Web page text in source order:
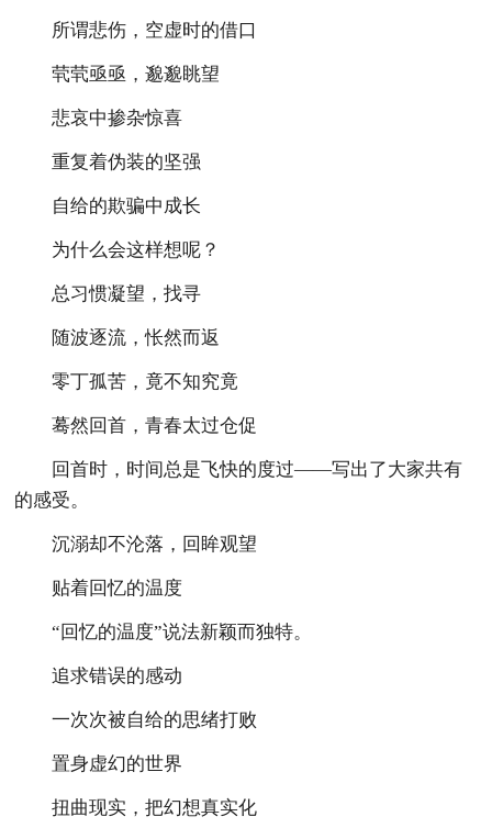
所谓悲伤，空虚时的借口
茕茕亟亟，邈邈眺望
悲哀中掺杂惊喜
重复着伪装的坚强
自给的欺骗中成长
为什么会这样想呢？
总习惯凝望，找寻
随波逐流，怅然而返
零丁孤苦，竟不知究竟
蓦然回首，青春太过仓促
回首时，时间总是飞快的度过——写出了大家共有
的感受。
沉溺却不沦落，回眸观望
贴着回忆的温度
“回忆的温度”说法新颖而独特。
追求错误的感动
一次次被自给的思绪打败
置身虚幻的世界
扭曲现实，把幻想真实化